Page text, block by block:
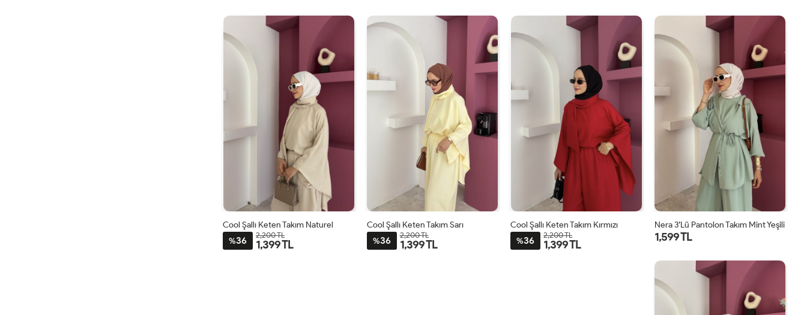
Cool Şallı Keten Takım Naturel
%36 2,200 TL
1,399 TL
Cool Şallı Keten Takım Sarı
%36 2,200 TL
1,399 TL
Cool Şallı Keten Takım Kırmızı
%36 2,200 TL
1,399 TL
STD
Nera 3’lü Pantolon Takım Mint Yeşili
1,599 TL